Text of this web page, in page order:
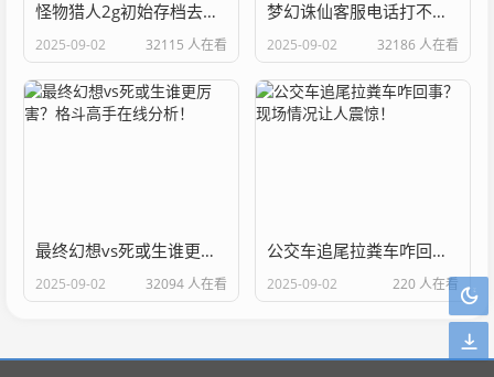
怪物猎人2g初始存档去哪找？几个网站帮你搞定！
2025-09-02 32115 人在看
梦幻诛仙客服电话打不通？试试这几个解决方法！
2025-09-02 32186 人在看
最终幻想vs死或生谁更厉害？格斗高手在线分析！
2025-09-02 32094 人在看
公交车追尾拉粪车咋回事？现场情况让人震惊！
2025-09-02 220 人在看